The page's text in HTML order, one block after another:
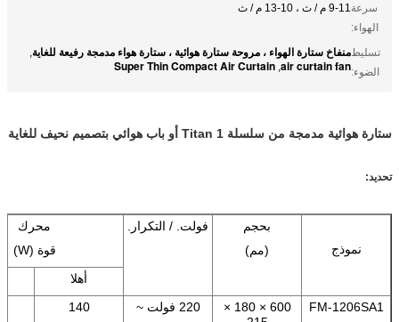
سرعة
الهواء:
9-11 م / ث ، 10-13 م / ث
تسليط
الضوء:
منفاخ ستارة الهواء ، مروحة ستارة هوائية ، ستارة هواء مدمجة رفيعة للغاية,
air curtain fan
,
Super Thin Compact Air Curtain
ستارة هوائية مدمجة من سلسلة Titan 1 أو باب هوائي بتصميم نحيف للغاية
تحديد:
نموذج
بحجم
(مم)
فولت. / التكرار.
محرك
قوة (W)
أهلا
FM-1206SA1
600 × 180 ×
220 فولت ~
140